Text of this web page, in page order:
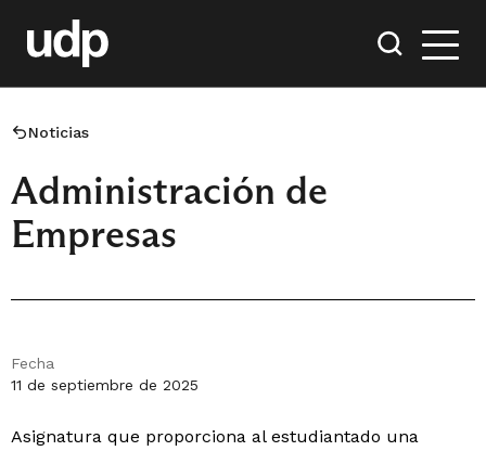
Noticias
Administración de
Empresas
Fecha
11 de septiembre de 2025
Asignatura que proporciona al estudiantado una